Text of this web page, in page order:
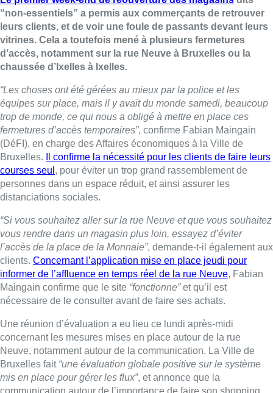
courses seul, pour éviter un trop grand rassemblement de
personnes dans un espace réduit, et ainsi assurer les
distanciations sociales.
“Si vous souhaitez aller sur la rue Neuve et que vous souhaitez
vous rendre dans un magasin plus loin, essayez d’éviter
l’accès de la place de la Monnaie”
, demande-t-il également aux
clients.
Concernant l’application mise en place jeudi pour
informer de l’affluence en temps réel de la rue Neuve
, Fabian
Maingain confirme que le site
“fonctionne”
et qu’il est
nécessaire de le consulter avant de faire ses achats.
Une réunion d’évaluation a eu lieu ce lundi après-midi
concernant les mesures mises en place autour de la rue
Neuve, notamment autour de la communication. La Ville de
Bruxelles fait“une évaluation globale positive sur le système
mis en place pour gérer les flux”
, et annonce que la
communication autour de l’importance de faire son shopping
seul.e ou autour de la promotion des entrées latérales de la rue
Neuve sera renforcée. La Ville de Bruxelles va également
mener
“une concertation avec des grandes enseignes dans les
prochains jours afin d’améliorer la gestion des files d’attente”
Enfin, la Ville va tester des nouvelles options pour
Nord”.
► Interview de Fabian Maingain (DéFI)
, échevin des Affaires
économiques à la Ville de Bruxelles, par
Fabrice Grosfilley
dans Toujours + d’Actu à 12h10.